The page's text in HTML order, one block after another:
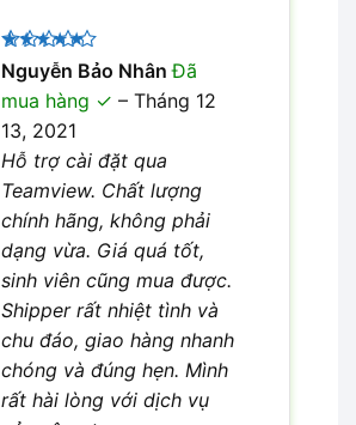
Được xếp
hạng 5
sao
Nguyễn Bảo NhânĐã
mua hàng
– Tháng 12
13, 2021
Hỗ trợ cài đặt qua
Teamview. Chất lượng
chính hãng, không phải
dạng vừa. Giá quá tốt,
sinh viên cũng mua được.
Shipper rất nhiệt tình và
chu đáo, giao hàng nhanh
chóng và đúng hẹn. Mình
rất hài lòng với dịch vụ